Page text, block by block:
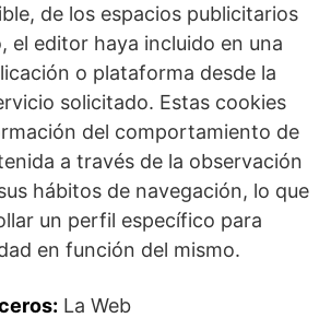
de los espacios publicitarios
el editor haya incluido en una
o plataforma desde la
solicitado. Estas cookies
del comportamiento de
a través de la observación
hábitos de navegación, lo que
un perfil específico para
en función del mismo.
La Web